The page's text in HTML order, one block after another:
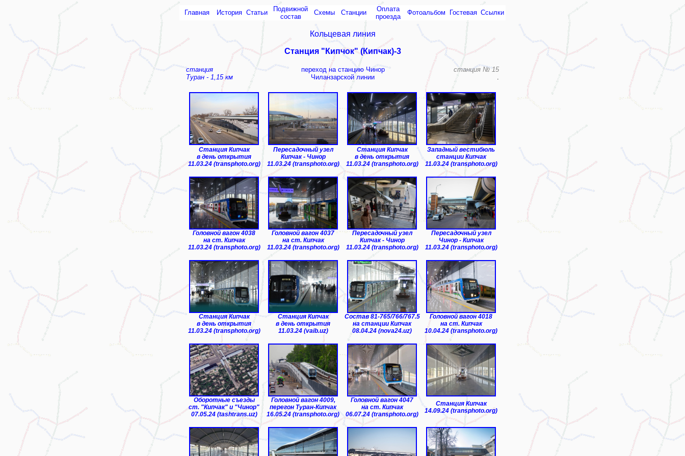
Главная История Статьи
Подвижной
состав
Схемы Cтанции
Оплата
проезда
Фотоальбом Гостевая Ссылки
Кольцевая линия
Станция "Кипчок" (Кипчак)-3
станция
Туран - 1,15 км
переход на станцию Чинор
Чиланзарской линии
станция № 15
.
Станция Кипчак
в день открытия
11.03.24 (transphoto.org)
Пересадочный узел
Кипчак - Чинор
11.03.24 (transphoto.org)
Cтанция Кипчак
в день открытия
11.03.24 (transphoto.org)
Западный вестибюль
станции Кипчак
11.03.24 (transphoto.org)
Головной вагон 4038
на ст. Кипчак
11.03.24 (transphoto.org)
Головной вагон 4037
на ст. Кипчак
11.03.24 (transphoto.org)
Пересадочный узел
Кипчак - Чинор
11.03.24 (transphoto.org)
Пересадочный узел
Чинор - Кипчак
11.03.24 (transphoto.org)
Cтанция Кипчак
в день открытия
11.03.24 (transphoto.org)
Cтанция Кипчак
в день открытия
11.03.24 (vaib.uz)
Cостав 81-765/766/767.5
на станции Кипчак
08.04.24 (nova24.uz)
Головной вагон 4018
на ст. Кипчак
10.04.24 (transphoto.org)
Оборотные съезды
ст. "Кипчак" и "Чинор"
07.05.24 (tashtrans.uz)
Головной вагон 4009,
перегон Туран-Кипчак
16.05.24 (transphoto.org)
Головной вагон 4047
на ст. Кипчак
06.07.24 (transphoto.org)
Cтанция Кипчак
14.09.24 (transphoto.org)